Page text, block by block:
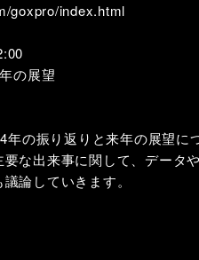
goxpro/index.html
の展望
の振り返りと来年の展望に
な出来事に関して、デー
論していきます。